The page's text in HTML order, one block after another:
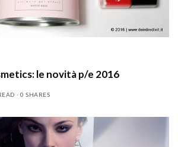
le novità p/e 2016
0 SHARES